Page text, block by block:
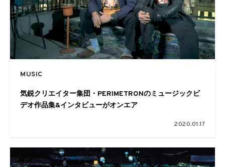
MUSIC
気鋭クリエイター集団・PERIMETRONのミュージックビ
デオ作品集&インタビューがオンエア
2020.01.17